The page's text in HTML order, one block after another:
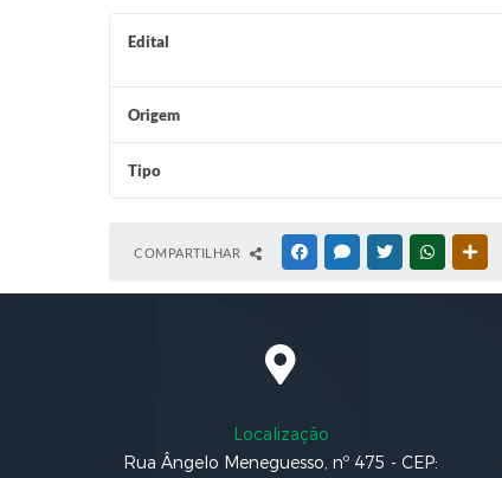
Edital
Origem
Tipo
COMPARTILHAR FACEBOOKMESSENGER
TWITTERWHATSAPP
Localização
Rua Ângelo Meneguesso, nº 475 - CEP: